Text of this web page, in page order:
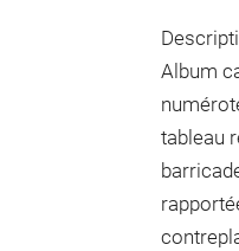
Album
tableau